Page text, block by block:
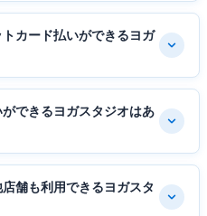
カード払いができるヨガ
できるヨガスタジオはあ
舗も利用できるヨガスタ